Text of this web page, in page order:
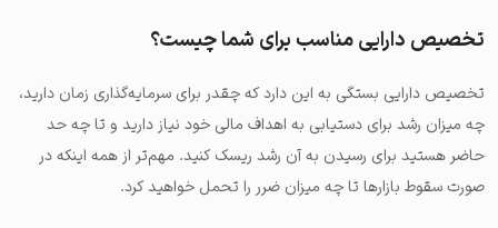
تخصیص دارایی مناسب برای شما چیست؟
تخصیص دارایی بستگی به این دارد که چقدر برای سرمایه‌گذاری زمان دارید،
چه میزان رشد برای دستیابی به اهداف مالی خود نیاز دارید و تا چه حد
حاضر هستید برای رسیدن به آن رشد ریسک کنید. مهم‌تر از همه اینکه در
صورت سقوط بازارها تا چه میزان ضرر را تحمل خواهید کرد.